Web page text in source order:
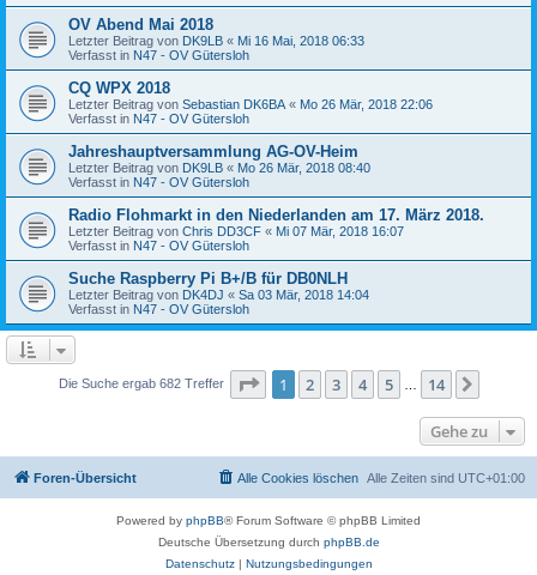
OV Abend Mai 2018
Letzter Beitrag von DK9LB « Mi 16 Mai, 2018 06:33
Verfasst in N47 - OV Gütersloh
CQ WPX 2018
Letzter Beitrag von Sebastian DK6BA « Mo 26 Mär, 2018 22:06
Verfasst in N47 - OV Gütersloh
Jahreshauptversammlung AG-OV-Heim
Letzter Beitrag von DK9LB « Mo 26 Mär, 2018 08:40
Verfasst in N47 - OV Gütersloh
Radio Flohmarkt in den Niederlanden am 17. März 2018.
Letzter Beitrag von Chris DD3CF « Mi 07 Mär, 2018 16:07
Verfasst in N47 - OV Gütersloh
Suche Raspberry Pi B+/B für DB0NLH
Letzter Beitrag von DK4DJ « Sa 03 Mär, 2018 14:04
Verfasst in N47 - OV Gütersloh
Die Suche ergab 682 Treffer Seite 1von 14
1 2 3 4 5 14
Gehe zu
Foren-Übersicht Alle Zeiten sind UTC+01:00
Alle Cookies löschen
Powered by phpBB® Forum Software © phpBB Limited
Deutsche Übersetzung durch phpBB.de
Datenschutz| Nutzungsbedingungen